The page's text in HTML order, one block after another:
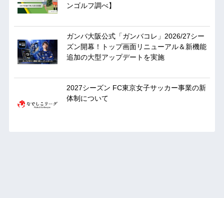
ンゴルフ調べ】
ガンバ大阪公式「ガンバコレ」2026/27シー
ズン開幕！トップ画面リニューアル＆新機能
追加の大型アップデートを実施
2027シーズン FC東京女子サッカー事業の新
体制について